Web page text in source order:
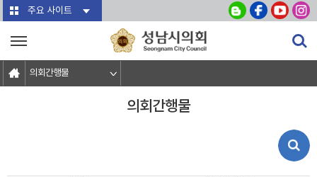
본문바로가기
주요 사이트
의회간행물
의회간행물